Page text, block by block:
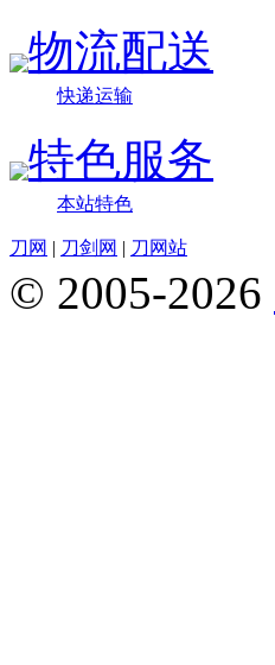
物流配送
快递运输
特色服务
本站特色
刀网 | 刀剑网 | 刀网站
© 2005-2026